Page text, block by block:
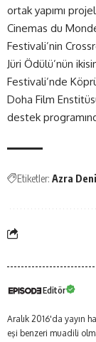
ortak yapımı
Cinemas du
Festivali’nin
Jüri Ödülü’nün
Festivali’nde
Doha Film
destek
Etiketler: Azra
Editör
Aralık 2016'da yayın
eşi benzeri muadili